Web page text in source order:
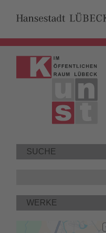
SUCHE
WERKE